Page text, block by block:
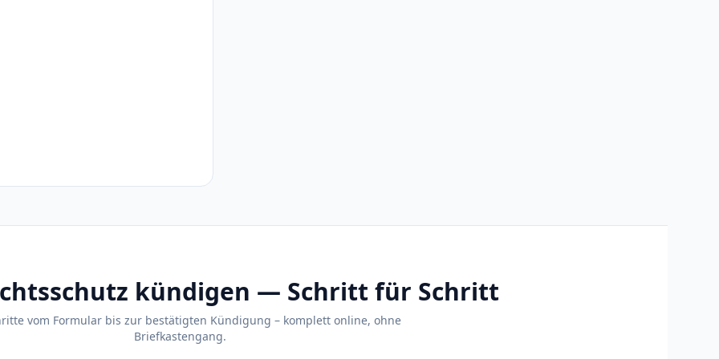
kündigen — Schritt für Schritt
vom Formular bis zur bestätigten Kündigung – komplett online, ohne
Briefkastengang.